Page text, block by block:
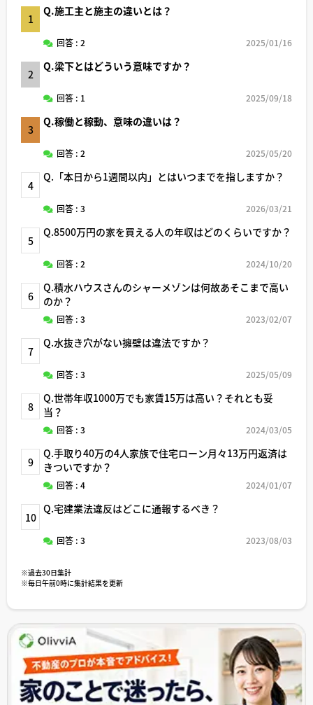
1
Q.施工主と施主の違いとは？
回答 : 2 2025/01/16
2
Q.梁下とはどういう意味ですか？
回答 : 1 2025/09/18
3
Q.稼働と稼動、意味の違いは？
回答 : 2 2025/05/20
4
Q.「本日から1週間以内」とはいつまでを指しますか？
回答 : 3 2026/03/21
5
Q.8500万円の家を買える人の年収はどのくらいですか？
回答 : 2 2024/10/20
6
Q.積水ハウスさんのシャーメゾンは何故あそこまで高い
のか？
回答 : 3 2023/02/07
7
Q.水抜き穴がない擁壁は違法ですか？
回答 : 3 2025/05/09
8
Q.世帯年収1000万でも家賃15万は高い？それとも妥
当？
回答 : 3 2024/03/05
9
Q.手取り40万の4人家族で住宅ローン月々13万円返済は
きついですか？
回答 : 4 2024/01/07
10
Q.宅建業法違反はどこに通報するべき？
回答 : 3 2023/08/03
※過去30日集計
※毎日午前0時に集計結果を更新